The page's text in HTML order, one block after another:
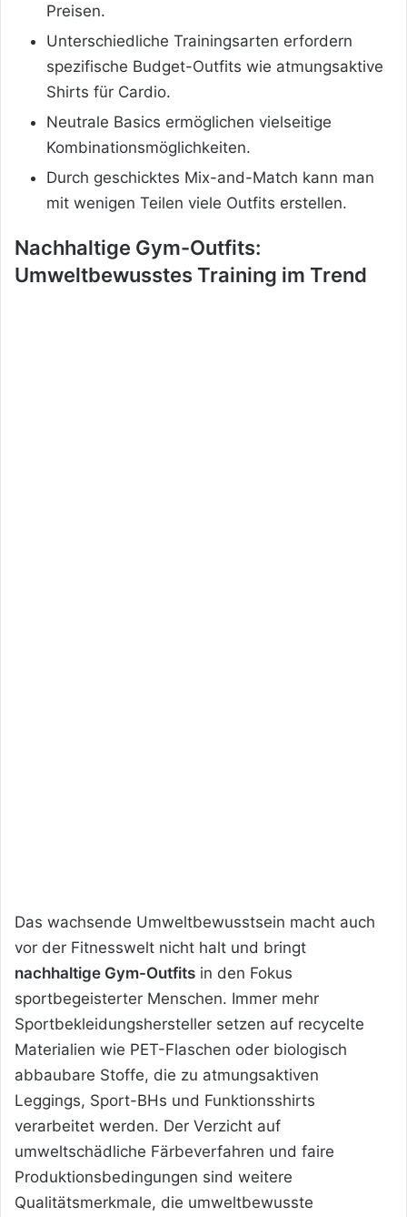
Preisen.
Unterschiedliche Trainingsarten erfordern
spezifische Budget-Outfits wie atmungsaktive
Shirts für Cardio.
Neutrale Basics ermöglichen vielseitige
Kombinationsmöglichkeiten.
Durch geschicktes Mix-and-Match kann man
mit wenigen Teilen viele Outfits erstellen.
Nachhaltige Gym-Outfits:
Umweltbewusstes Training im Trend
Das wachsende Umweltbewusstsein macht auch
vor der Fitnesswelt nicht halt und bringt
nachhaltige Gym-Outfits in den Fokus
sportbegeisterter Menschen. Immer mehr
Sportbekleidungshersteller setzen auf recycelte
Materialien wie PET-Flaschen oder biologisch
abbaubare Stoffe, die zu atmungsaktiven
Leggings, Sport-BHs und Funktionsshirts
verarbeitet werden. Der Verzicht auf
umweltschädliche Färbeverfahren und faire
Produktionsbedingungen sind weitere
Qualitätsmerkmale, die umweltbewusste